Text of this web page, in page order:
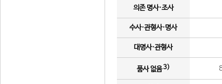
의존 명사·조사
수사·관형사·명사
대명사·관형사
품사 없음3)